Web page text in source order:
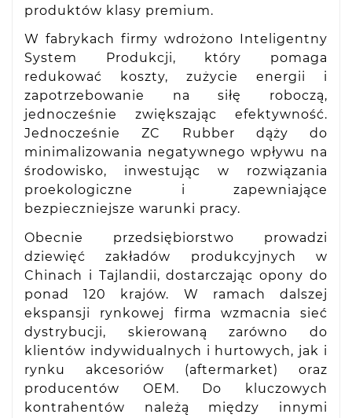
produktów klasy premium.
W fabrykach firmy wdrożono Inteligentny
System Produkcji, który pomaga
redukować koszty, zużycie energii i
zapotrzebowanie na siłę roboczą,
jednocześnie zwiększając efektywność.
Jednocześnie ZC Rubber dąży do
minimalizowania negatywnego wpływu na
środowisko, inwestując w rozwiązania
proekologiczne i zapewniające
bezpieczniejsze warunki pracy.
Obecnie przedsiębiorstwo prowadzi
dziewięć zakładów produkcyjnych w
Chinach i Tajlandii, dostarczając opony do
ponad 120 krajów. W ramach dalszej
ekspansji rynkowej firma wzmacnia sieć
dystrybucji, skierowaną zarówno do
klientów indywidualnych i hurtowych, jak i
rynku akcesoriów (aftermarket) oraz
producentów OEM. Do kluczowych
kontrahentów należą między innymi